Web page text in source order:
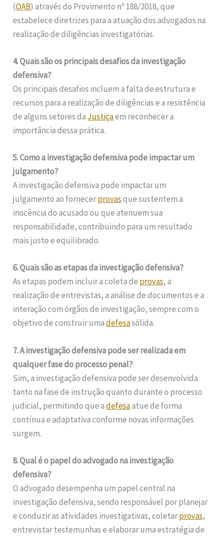
(OAB) através do Provimento nº 188/2018, que
estabelece diretrizes para a atuação dos advogados na
realização de diligências investigatórias.
4. Quais são os principais desafios da investigação
defensiva?
Os principais desafios incluem a falta de estrutura e
recursos para a realização de diligências e a resistência
de alguns setores da Justiçaem reconhecer a
importância dessa prática.
5. Como a investigação defensiva pode impactar um
julgamento?
A investigação defensiva pode impactar um
julgamento ao fornecerprovasque sustentem a
inocência do acusado ou que atenuem sua
responsabilidade, contribuindo para um resultado
mais justo e equilibrado.
6. Quais são as etapas da investigação defensiva?
As etapas podem incluir a coleta de provas, a
realização de entrevistas, a análise de documentos e a
interação com órgãos de investigação, sempre com o
objetivo de construir umadefesasólida.
7. A investigação defensiva pode ser realizada em
qualquer fase do processo penal?
Sim, a investigação defensiva pode ser desenvolvida
tanto na fase de instrução quanto durante o processo
judicial, permitindo que adefesaatue de forma
contínua e adaptativa conforme novas informações
surgem.
8. Qual é o papel do advogado na investigação
defensiva?
O advogado desempenha um papel central na
investigação defensiva, sendo responsável por planejar
e conduzir as atividades investigativas, coletarprovas,
entrevistar testemunhas e elaborar uma estratégia de